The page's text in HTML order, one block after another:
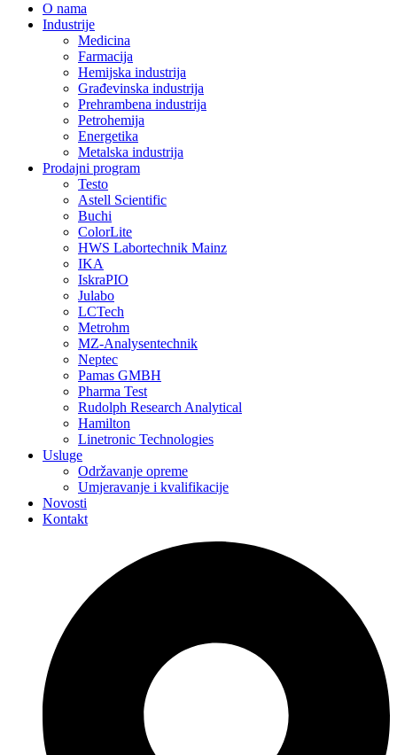
O nama
Industrije
Medicina
Farmacija
Hemijska industrija
Građevinska industrija
Prehrambena industrija
Petrohemija
Energetika
Metalska industrija
Prodajni program
Testo
Astell Scientific
Buchi
ColorLite
HWS Labortechnik Mainz
IKA
IskraPIO
Julabo
LCTech
Metrohm
MZ-Analysentechnik
Neptec
Pamas GMBH
Pharma Test
Rudolph Research Analytical
Hamilton
Linetronic Technologies
Usluge
Održavanje opreme
Umjeravanje i kvalifikacije
Novosti
Kontakt